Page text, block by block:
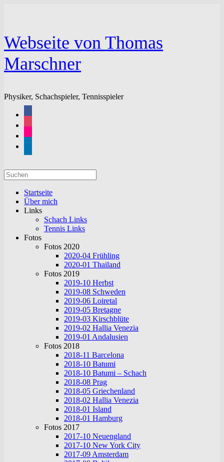
Webseite von Thomas
Marschner
Physiker, Schachspieler, Tennisspieler
Suchen
nach:
Startseite
Über mich
Links
Schach Links
Tennis Links
Fotos
Fotos 2020
2020-04 Frühling
2020-01 Thailand
Fotos 2019
2019-10 Herbst
2019-08 Schweden
2019-06 Loiretal
2019-05 Bretagne
2019-03 Kirschblüte
2019-02 Hallia Venezia
2019-01 Andalusien
Fotos 2018
2018-11 Barcelona
2018-10 Batumi
2018-10 Batumi – Schach
2018-08 Prag
2018-05 Griechenland
2018-02 Hallia Venezia
2018-01 Island
2018-01 Hamburg
Fotos 2017
2017-10 Neuengland
2017-10 New York City
2017-09 Amsterdam